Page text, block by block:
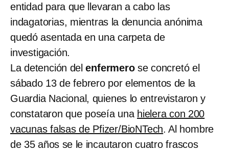
entidad para que llevaran a cabo las
indagatorias, mientras la denuncia anónima
quedó asentada en una carpeta de
investigación.
La detención delenfermerose concretó el
sábado 13 de febrero por elementos de la
Guardia Nacional, quienes lo entrevistaron y
constataron que poseía una hielera con 200
vacunas falsas de Pfizer/BioNTech. Al hombre
de 35 años se le incautaron cuatro frascos